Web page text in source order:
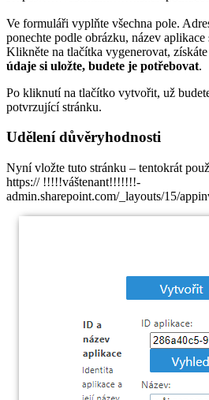
Ve formuláři vyplňte všechna pole.
ponechte podle obrázku, název aplikace
Klikněte na tlačítka vygenerovat,
údaje si uložte, budete je potřebovat.
Po kliknutí na tlačítko vytvořit, už
potvrzující stránku.
Udělení důvěryhodnosti
Nyní vložte tuto stránku – tentokrát
https:// !!!!!váštenant!!!!!!!-
admin.sharepoint.com/_layouts/15/